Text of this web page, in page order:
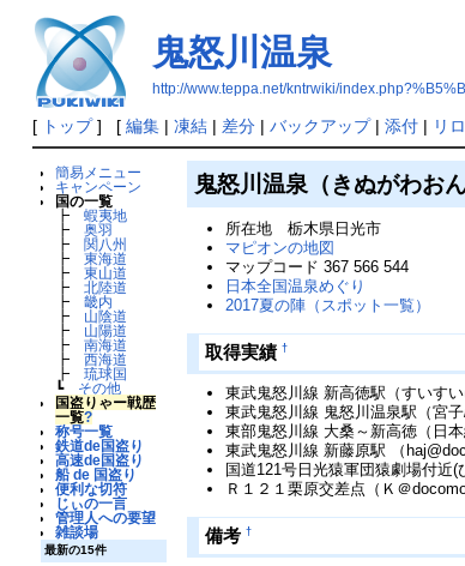
鬼怒川温泉
http://www.teppa.net/kntrwiki/
[ トップ] [ 編集| 凍結| 差分| バックアップ| 添付| リ
簡易メニュー
キャンペーン
国の一覧
┣ 蝦夷地
┣ 奥羽
┣
関八州
┣ 東海道
┣ 東山道
┣ 北陸道
┣ 畿内
┣
山陰道
┣
山陽道
┣ 南海道
┣ 西海道
┣ 琉球国
┗
その他
国盗りゃー戦歴
一覧?
称号一覧
鉄道de国盗り
高速de国盗り
船 de 国盗り
便利な切符
じぃの一言
管理人への要望
雑談場
最新の15件
鬼怒川温泉（きぬがわお
所在地 栃木県日光市
マピオンの地図
マップコード 367 566 544
日本全国温泉めぐり
2017夏の陣（スポット一覧）
取得実績 †
東武鬼怒川線 新高徳駅（すいす
東武鬼怒川線 鬼怒川温泉駅（宮子/
東部鬼怒川線 大桑～新高徳（日本
東武鬼怒川線 新藤原駅 （
国道121号日光猿軍団猿劇場付近(
Ｒ１２１栗原交差点（Ｋ＠docomo
備考 †